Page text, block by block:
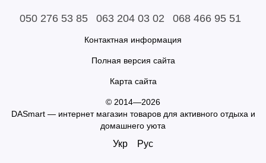
050 276 53 85 063 204 03 02 068 466 95 51
Контактная информация
Полная версия сайта
Карта сайта
© 2014—2026
DASmart — интернет магазин товаров для активного отдыха и
домашнего уюта
Укр Рус